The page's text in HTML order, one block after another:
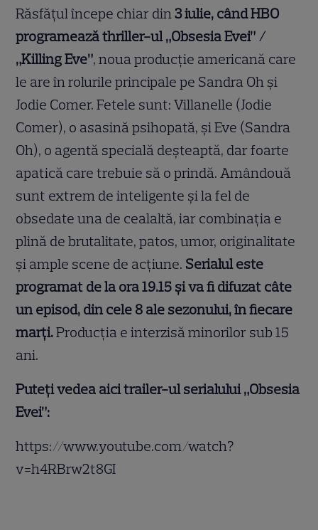
Răsfățul începe chiar din3 iulie, când HBO
programează thriller-ul „Obsesia Evei” /
„Killing Eve”, noua producție americană care
le are în rolurile principale pe Sandra Oh și
Jodie Comer. Fetele sunt: Villanelle (Jodie
Comer), o asasină psihopată, și Eve (Sandra
Oh), o agentă specială deșteaptă, dar foarte
apatică care trebuie să o prindă. Amândouă
sunt extrem de inteligente și la fel de
obsedate una de cealaltă, iar combinația e
plină de brutalitate, patos, umor, originalitate
și ample scene de acțiune. Serialul este
programat de la ora 19.15 și va fi difuzat câte
un episod, din cele 8 ale sezonului, în fiecare
marți.Producția e interzisă minorilor sub 15
ani.
Puteți vedea aici trailer-ul serialului „Obsesia
Evei”:
https://www.youtube.com/watch?
v=h4RBrw2t8GI